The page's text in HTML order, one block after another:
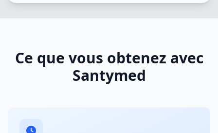
Ce que vous obtenez avec
Santymed